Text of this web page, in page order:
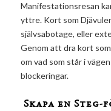
Manifestationsresan
yttre. Kort som
självsabotage, eller
Genom att dra kort
om vad som står i
blockeringar.
Skapa en